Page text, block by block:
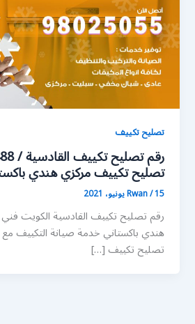
تصليح تكييف
تصليح تكييف مركزي هندي
Rwan/15 يونيو، 2021
رقم تصليح تكييف القادسية الكويت
هندي باكستاني خدمة صيانة التكييف مع
تصليح تكييف […]